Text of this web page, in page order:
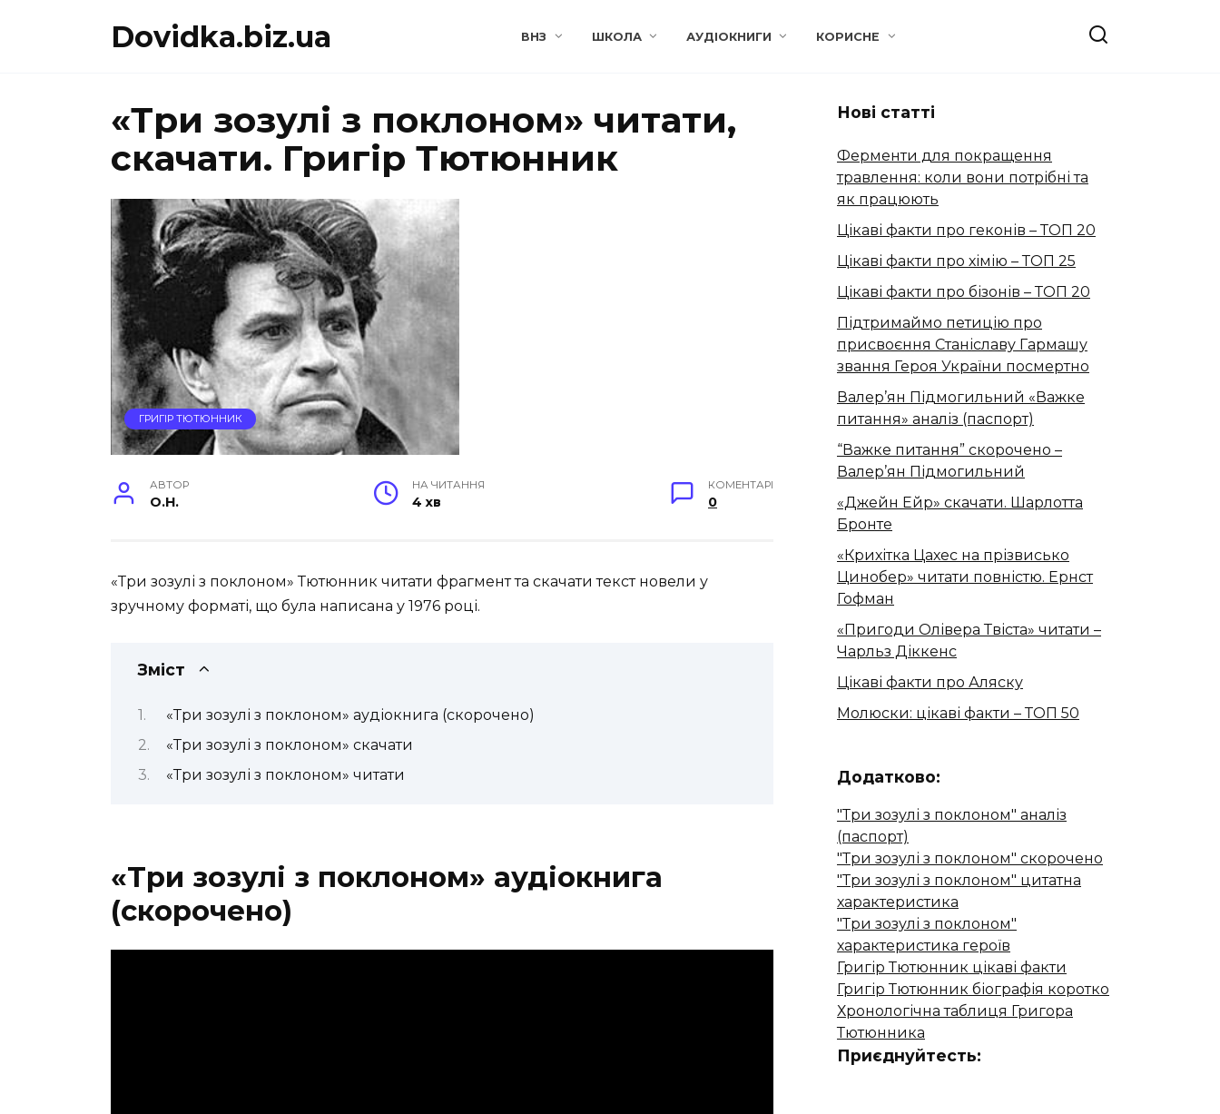
Dovidka.biz.ua ВНЗ ШКОЛА АУДІОКНИГИ КОРИСНЕ
«Три зозулі з поклоном» читати,
скачати. Григір Тютюнник
ГРИГІР ТЮТЮННИК
АВТОР
O.H.
НА ЧИТАННЯ
4 хв
КОМЕНТАРІ
0
«Три зозулі з поклоном» Тютюнник читати фрагмент та скачати текст новели у
зручному форматі, що була написана у 1976 році.
Зміст
«Три зозулі з поклоном» аудіокнига (скорочено)
«Три зозулі з поклоном» скачати
«Три зозулі з поклоном» читати
«Три зозулі з поклоном» аудіокнига
(скорочено)
Нові статті
Ферменти для покращення
травлення: коли вони потрібні та
як працюють
Цікаві факти про геконів – ТОП 20
Цікаві факти про хімію – ТОП 25
Цікаві факти про бізонів – ТОП 20
Підтримаймо петицію про
присвоєння Станіславу Гармашу
звання Героя України посмертно
Валер’ян Підмогильний «Важке
питання» аналіз (паспорт)
“Важке питання” скорочено –
Валер’ян Підмогильний
«Джейн Ейр» скачати. Шарлотта
Бронте
«Крихітка Цахес на прізвисько
Цинобер» читати повністю. Ернст
Гофман
«Пригоди Олівера Твіста» читати –
Чарльз Діккенс
Цікаві факти про Аляску
Молюски: цікаві факти – ТОП 50
Додатково:
"Три зозулі з поклоном" аналіз
(паспорт)
"Три зозулі з поклоном" скорочено
"Три зозулі з поклоном" цитатна
характеристика
"Три зозулі з поклоном"
характеристика героїв
Григір Тютюнник цікаві факти
Григір Тютюнник біографія коротко
Хронологічна таблиця Григора
Тютюнника
Приєднуйтесть: